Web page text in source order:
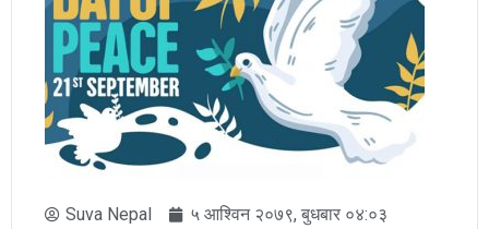
Suva Nepal
५ आश्विन २०७९, बुधबार ०४:०३